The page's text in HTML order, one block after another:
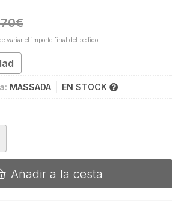
€
variar el importe final del pedido.
MASSADA EN STOCK
Añadir a la cesta